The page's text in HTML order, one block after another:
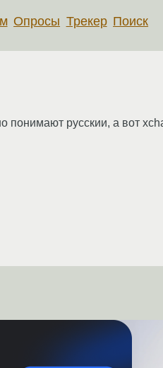
Опросы Трекер Поиск
понимают русскии, а вот